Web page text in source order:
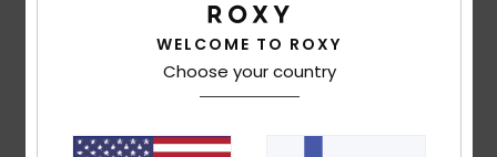
Shipping & Returns
Customer Reviews
WELCOME TO ROXY
Choose your country